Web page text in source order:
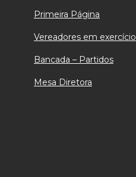
Primeira Página
Vereadores em exercício
Bancada – Partidos
Mesa Diretora